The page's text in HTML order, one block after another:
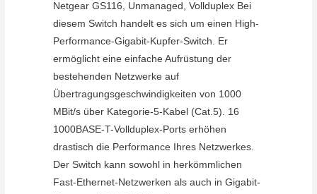
Netgear GS116, Unmanaged, Vollduplex Bei
diesem Switch handelt es sich um einen High-
Performance-Gigabit-Kupfer-Switch. Er
ermöglicht eine einfache Aufrüstung der
bestehenden Netzwerke auf
Übertragungsgeschwindigkeiten von 1000
MBit/s über Kategorie-5-Kabel (Cat.5). 16
1000BASE-T-Vollduplex-Ports erhöhen
drastisch die Performance Ihres Netzwerkes.
Der Switch kann sowohl in herkömmlichen
Fast-Ethernet-Netzwerken als auch in Gigabit-